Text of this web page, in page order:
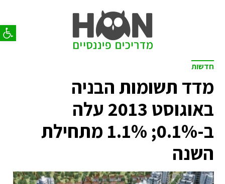
פתח
חדשות
מדד תשומות הבניה
באוגוסט 2013 עלה
ב-0.1%; 1.1% מתחילת
השנה